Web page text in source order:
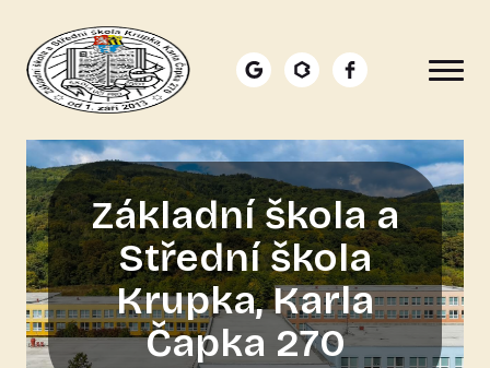
Main navigation
Základní škola a
Střední škola
Krupka, Karla
Čapka 270